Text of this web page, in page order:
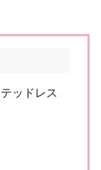
ッドレス